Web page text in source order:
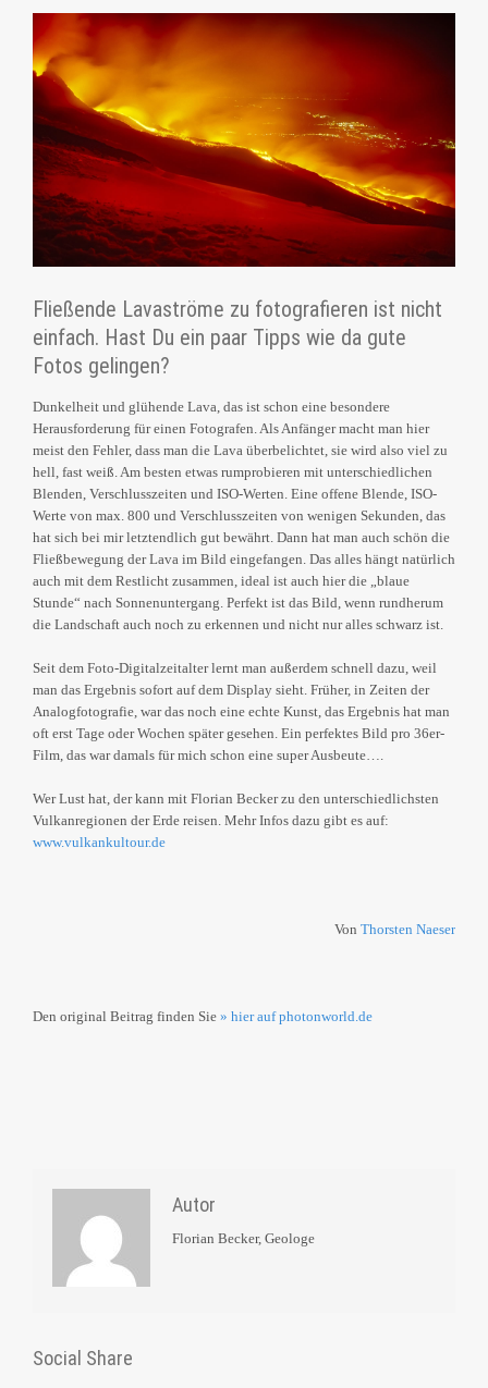
Fließende Lavaströme zu fotografieren ist nicht
einfach. Hast Du ein paar Tipps wie da gute
Fotos gelingen?
Dunkelheit und glühende Lava, das ist schon eine besondere
Herausforderung für einen Fotografen. Als Anfänger macht man hier
meist den Fehler, dass man die Lava überbelichtet, sie wird also viel zu
hell, fast weiß. Am besten etwas rumprobieren mit unterschiedlichen
Blenden, Verschlusszeiten und ISO-Werten. Eine offene Blende, ISO-
Werte von max. 800 und Verschlusszeiten von wenigen Sekunden, das
hat sich bei mir letztendlich gut bewährt. Dann hat man auch schön die
Fließbewegung der Lava im Bild eingefangen. Das alles hängt natürlich
auch mit dem Restlicht zusammen, ideal ist auch hier die „blaue
Stunde“ nach Sonnenuntergang. Perfekt ist das Bild, wenn rundherum
die Landschaft auch noch zu erkennen und nicht nur alles schwarz ist.
Seit dem Foto-Digitalzeitalter lernt man außerdem schnell dazu, weil
man das Ergebnis sofort auf dem Display sieht. Früher, in Zeiten der
Analogfotografie, war das noch eine echte Kunst, das Ergebnis hat man
oft erst Tage oder Wochen später gesehen. Ein perfektes Bild pro 36er-
Film, das war damals für mich schon eine super Ausbeute….
Wer Lust hat, der kann mit Florian Becker zu den unterschiedlichsten
Vulkanregionen der Erde reisen. Mehr Infos dazu gibt es auf:
www.vulkankultour.de
Von Thorsten Naeser
Den original Beitrag finden Sie » hier auf photonworld.de
Autor
Florian Becker, Geologe
Social Share